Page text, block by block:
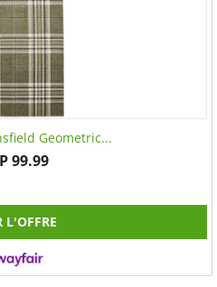
Geometric...
99.99
L'OFFRE